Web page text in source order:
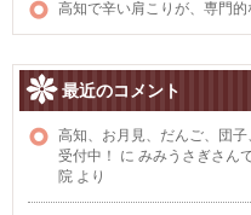
高知で辛い肩こりが、専門
最近のコメント
高知、お月見、だんご、団子
受付中！
に みみうさぎさん
院 より